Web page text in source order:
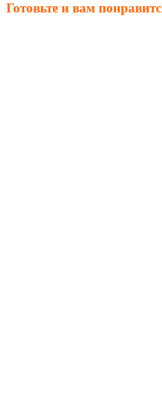
Готовьте и вам